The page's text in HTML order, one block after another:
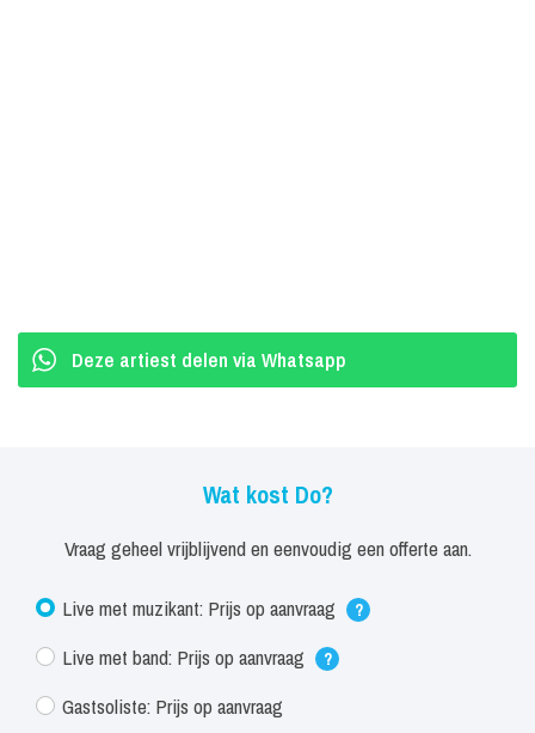
Deze artiest delen via Whatsapp
Wat kost Do?
Vraag geheel vrijblijvend en eenvoudig een offerte aan.
Live met muzikant: Prijs op aanvraag ?
Live met band: Prijs op aanvraag ?
Gastsoliste: Prijs op aanvraag